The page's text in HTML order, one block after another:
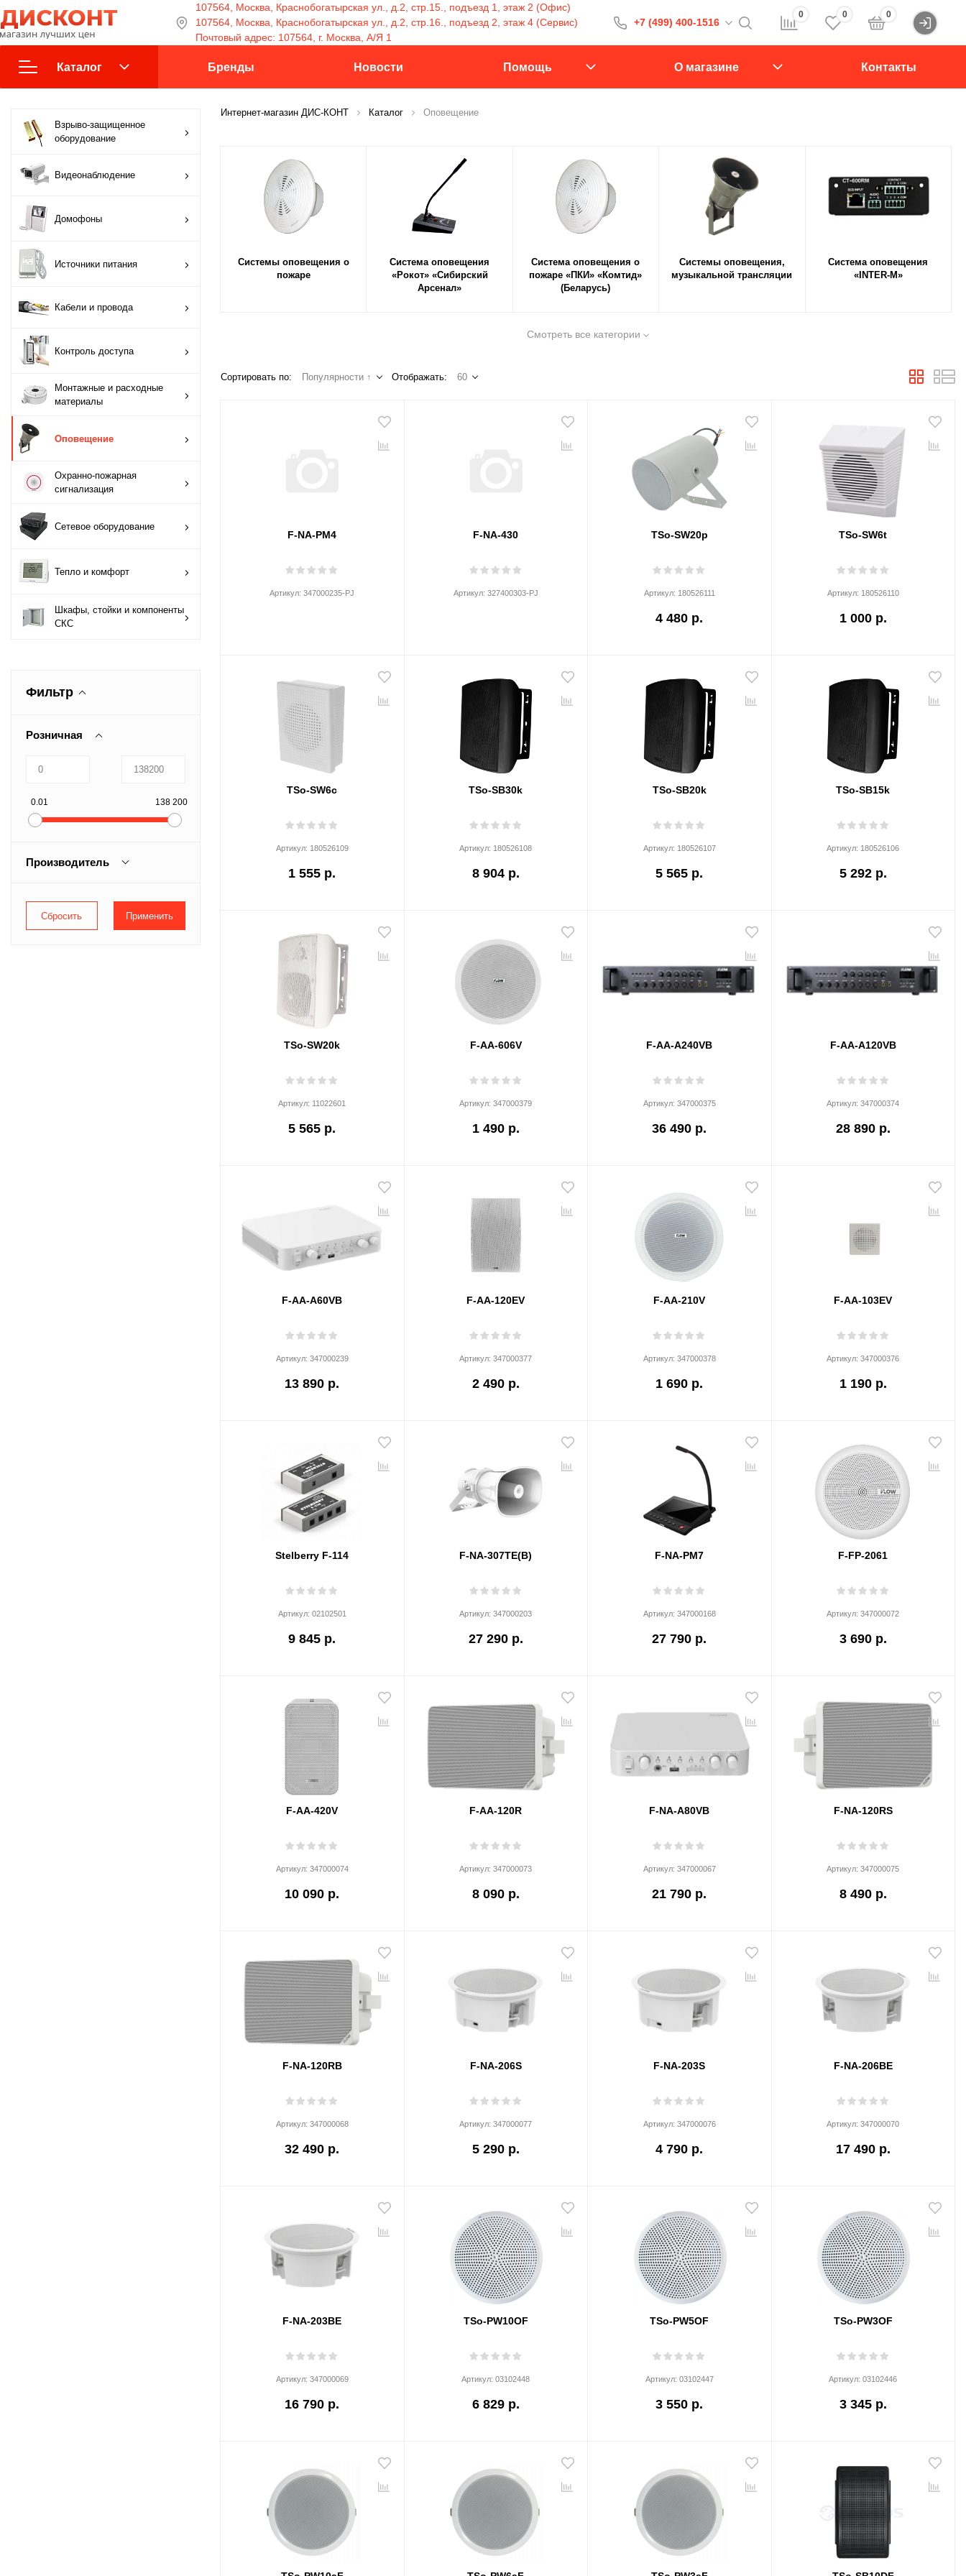
107564, Москва, Краснобогатырская ул., д.2, стр.15., подъезд 1, этаж 2 (Офис)
107564, Москва, Краснобогатырская ул., д.2, стр.16., подъезд 2, этаж 4 (Сервис)
Почтовый адрес: 107564, г. Москва, А/Я 1
+7 (499) 400-1516
+7 (499) 400-1516
С 9:30 до 18:00
0 0 0
Каталог
оборудование
Видеонаблюдение
Кабели и провода
Контроль доступа
Монтажные и
расходные
Охранно-пожарная
оборудование
компоненты СКС
Бренды Новости Помощь О магазине Контакты
Взрыво-защищенное
оборудование
Видеонаблюдение
Домофоны
Источники питания
Кабели и провода
Контроль доступа
Монтажные и расходные
материалы
Оповещение
Охранно-пожарная
сигнализация
Сетевое оборудование
Тепло и комфорт
Шкафы, стойки и компоненты
СКС
Фильтр
Розничная
0.01 138 200
Производитель
iFLOW
Интернет-магазин ДИС-КОНТ Каталог Оповещение
Системы оповещения о
пожаре
Система оповещения
«Рокот» «Сибирский
Арсенал»
Система оповещения о
пожаре «ПКИ» «Комтид»
(Беларусь)
Системы оповещения,
музыкальной трансляции
Система оповещения
«INTER-M»
Смотреть все категории
Сортировать по: Популярности ↑ Отображать: 60
F-NA-PM4
Артикул:347000235-PJ
F-NA-430
Артикул: 327400303-PJ
TSo-SW20p
Артикул: 180526111
4 480 р.
TSo-SW6t
Артикул: 180526110
1 000 р.
TSo-SW6c
Артикул: 180526109
1 555 р.
TSo-SB30k
Артикул: 180526108
8 904 р.
TSo-SB20k
Артикул: 180526107
5 565 р.
TSo-SB15k
Артикул: 180526106
5 292 р.
TSo-SW20k
Артикул: 11022601
5 565 р.
F-AA-606V
Артикул:347000379
1 490 р.
F-AA-A240VB
Артикул: 347000375
36 490 р.
F-AA-A120VB
Артикул:347000374
28 890 р.
F-AA-A60VB
Артикул: 347000239
13 890 р.
F-AA-120EV
Артикул:347000377
2 490 р.
F-AA-210V
Артикул: 347000378
1 690 р.
F-AA-103EV
Артикул:347000376
1 190 р.
Stelberry F-114
Артикул: 02102501
9 845 р.
F-NA-307TE(B)
Артикул:347000203
27 290 р.
F-NA-PM7
Артикул: 347000168
27 790 р.
F-FP-2061
Артикул:347000072
3 690 р.
F-AA-420V
Артикул: 347000074
10 090 р.
F-AA-120R
Артикул:347000073
8 090 р.
F-NA-A80VB
Артикул: 347000067
21 790 р.
F-NA-120RS
Артикул:347000075
8 490 р.
F-NA-120RB
Артикул: 347000068
32 490 р.
F-NA-206S
Артикул:347000077
5 290 р.
F-NA-203S
Артикул: 347000076
4 790 р.
F-NA-206BE
Артикул:347000070
17 490 р.
F-NA-203BE
Артикул: 347000069
16 790 р.
TSo-PW10OF
Артикул:03102448
6 829 р.
TSo-PW5OF
Артикул: 03102447
3 550 р.
TSo-PW3OF
Артикул:03102446
3 345 р.